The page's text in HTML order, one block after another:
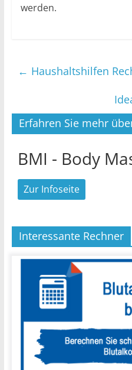
werden.
← Haushaltshilfen
Erfahren Sie mehr
BMI - Body
Zur Infoseite
Interessante Rechner